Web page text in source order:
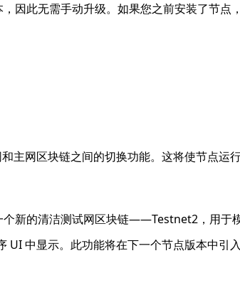
因此无需手动升级。如果您之前安装了节
主网区块链之间的切换功能。这将使节点运
新的清洁测试网区块链——Testnet2，用于
中显示。此功能将在下一个节点版本中引入